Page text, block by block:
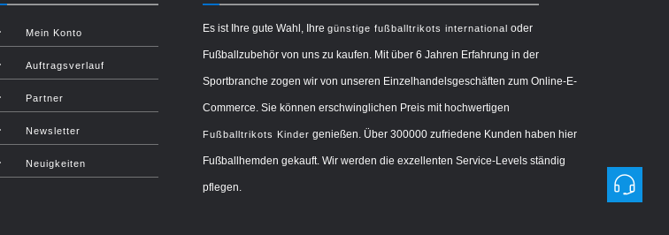
Mein Konto
Auftragsverlauf
Partner
Newsletter
Neuigkeiten
Es ist Ihre gute Wahl, Ihre günstige fußballtrikots international oder
Fußballzubehör von uns zu kaufen. Mit über 6 Jahren Erfahrung in der
Sportbranche zogen wir von unseren Einzelhandelsgeschäften zum Online-E-
Commerce. Sie können erschwinglichen Preis mit hochwertigen
Fußballtrikots Kinder genießen. Über 300000 zufriedene Kunden haben hier
Fußballhemden gekauft. Wir werden die exzellenten Service-Levels ständig
pflegen.